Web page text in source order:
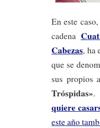
En este
cadena
Cabezas, ha
que se
sus propios
Tróspidas».
quiere
este año